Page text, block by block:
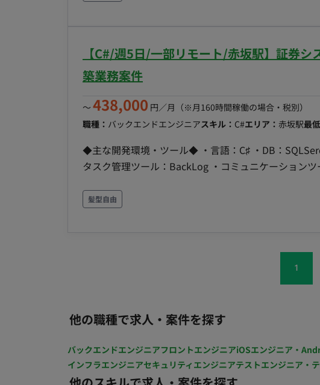
からクラウドへのデータ移行ツールの開発なども並
エンド開発スキルと、Pythonでのツール開発スキルが
【C#/週5日/一部リモート/赤坂駅】証券
築業務案件
〜 438,000 円／月 （※月160時間稼働の場合・税別）
職種： バックエンドエンジニアスキル： C#エリア： 赤坂駅最
◆主な開発環境・ツール◆ ・言語：C♯ ・DB：
タスク管理ツール：BackLog ・コミュニケーションツール：Teams 【開発現
ジニア：30名程 ・業務委託エンジニア：10名程 【
ラムリリース準備 ・本番環境への反映 ・リリース後
髪型自由
1
他の職種で求人・案件を探す
バックエンドエンジニアフロントエンジニアiOSエンジニア・
インフラエンジニアセキュリティエンジニアテストエンジニア・